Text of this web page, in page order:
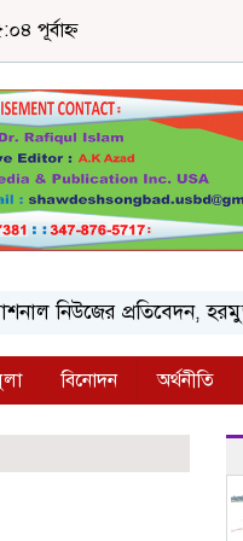
পূর্বাহ্ন
নিউজের প্রতিবেদন, হরমুজ
বিনোদন অর্থনীতি